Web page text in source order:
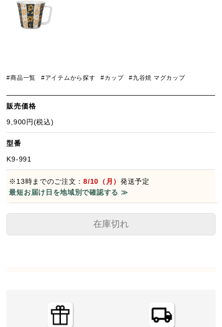
#商品一覧 #アイテムから探す #カップ #九谷焼 マグカップ
販売価格
9,900円(税込)
型番
K9-991
※13時までのご注文：8/10（月）発送予定
最短お届け日を地域別で確認する ≫
在庫切れ